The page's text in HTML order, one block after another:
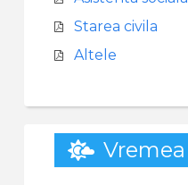
Starea civila
Altele
Vremea